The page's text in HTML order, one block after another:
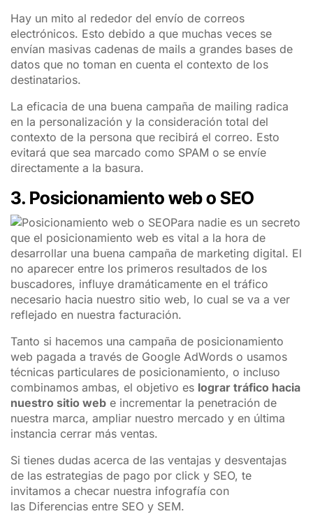
Hay un mito al rededor del envío de correos
electrónicos. Esto debido a que muchas veces se
envían masivas cadenas de mails a grandes bases de
datos que no toman en cuenta el contexto de los
destinatarios.
La eficacia de una buena campaña de mailing radica
en la personalización y la consideración total del
contexto de la persona que recibirá el correo. Esto
evitará que sea marcado como SPAM o se envíe
directamente a la basura.
3. Posicionamiento web o SEO
Para nadie es un secreto
que el posicionamiento web es vital a la hora de
desarrollar una buena campaña de marketing digital. El
no aparecer entre los primeros resultados de los
buscadores, influye dramáticamente en el tráfico
necesario hacia nuestro sitio web, lo cual se va a ver
reflejado en nuestra facturación.
Tanto si hacemos una campaña de posicionamiento
web pagada a través de Google AdWords o usamos
técnicas particulares de posicionamiento, o incluso
combinamos ambas, el objetivo es lograr tráfico hacia
nuestro sitio web e incrementar la penetración de
nuestra marca, ampliar nuestro mercado y en última
instancia cerrar más ventas.
Si tienes dudas acerca de las ventajas y desventajas
de las estrategias de pago por click y SEO, te
invitamos a checar nuestra infografía con
las Diferencias entre SEO y SEM.